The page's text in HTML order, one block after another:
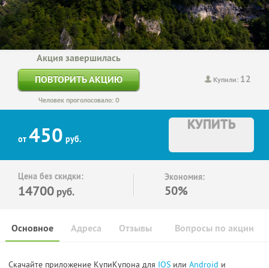
Купили: 12
Акция завершилась
ПОВТОРИТЬ АКЦИЮ
Человек проголосовало: 0
от 450 руб.
КУПИТЬ
Цена без скидки:
14700 руб.
Экономия:
50%
Основное Отзывы Вопросы по акции
Адреса
Скачайте приложение КупиКупона для IOS или Android и